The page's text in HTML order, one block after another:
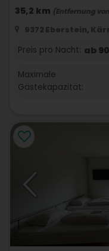
35,2 km (Entfernung
9372 Eberstein,
Preis pro Nacht: ab
Maximale
Gästekapazität: